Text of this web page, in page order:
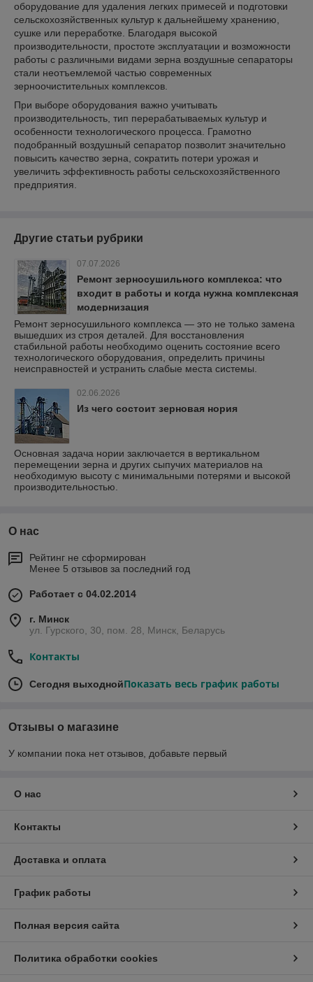
оборудование для удаления легких примесей и подготовки
сельскохозяйственных культур к дальнейшему хранению,
сушке или переработке. Благодаря высокой
производительности, простоте эксплуатации и возможности
работы с различными видами зерна воздушные сепараторы
стали неотъемлемой частью современных
зерноочистительных комплексов.
При выборе оборудования важно учитывать
производительность, тип перерабатываемых культур и
особенности технологического процесса. Грамотно
подобранный воздушный сепаратор позволит значительно
повысить качество зерна, сократить потери урожая и
увеличить эффективность работы сельскохозяйственного
предприятия.
Другие статьи рубрики
07.07.2026
Ремонт зерносушильного комплекса: что
входит в работы и когда нужна комплексная
модернизация
Ремонт зерносушильного комплекса — это не только замена
вышедших из строя деталей. Для восстановления
стабильной работы необходимо оценить состояние всего
технологического оборудования, определить причины
неисправностей и устранить слабые места системы.
02.06.2026
Из чего состоит зерновая нория
Основная задача нории заключается в вертикальном
перемещении зерна и других сыпучих материалов на
необходимую высоту с минимальными потерями и высокой
производительностью.
О нас
Рейтинг не сформирован
Менее 5 отзывов за последний год
Работает с 04.02.2014
г. Минск
ул. Гурского, 30, пом. 28, Минск, Беларусь
Контакты
Сегодня выходнойПоказать весь график работы
Отзывы о магазине
У компании пока нет отзывов, добавьте первый
О нас
Контакты
Доставка и оплата
График работы
Полная версия сайта
Политика обработки cookies